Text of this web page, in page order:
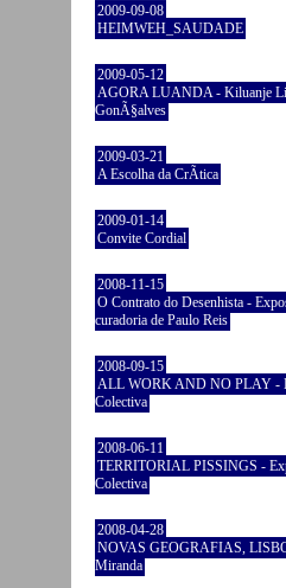
2009-09-08
HEIMWEH_SAUDADE
2009-05-12
AGORA LUANDA - Kiluanje
GonÃ§alves
2009-03-21
A Escolha da CrÃ­tica
2009-01-14
Convite Cordial
2008-11-15
O Contrato do Desenhista -
curadoria de Paulo Reis
2008-09-15
ALL WORK AND NO PLAY -
Colectiva
2008-06-11
TERRITORIAL PISSINGS -
Colectiva
2008-04-28
NOVAS GEOGRAFIAS,
Miranda